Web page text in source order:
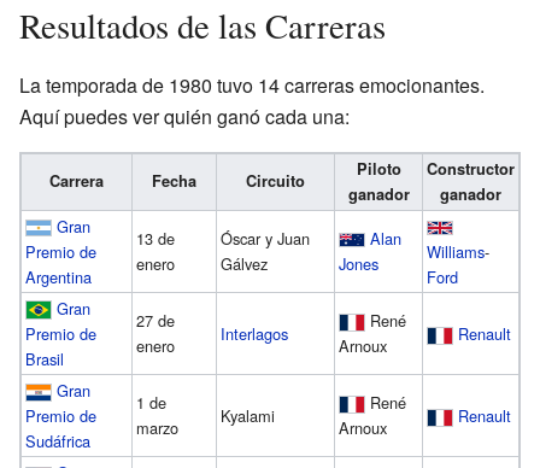
Resultados de las Carreras
La temporada de 1980 tuvo 14 carreras emocionantes.
Aquí puedes ver quién ganó cada una:
Carrera Fecha Circuito
Piloto
ganador
Constructor
ganador
Gran
Premio de
Argentina
13 de
enero
Óscar y Juan
Gálvez
Alan
Jones
Williams-
Ford
Gran
Premio de
Brasil
27 de
enero
Interlagos
René
Arnoux
Renault
Gran
Premio de
Sudáfrica
1 de
marzo
Kyalami
René
Arnoux
Renault